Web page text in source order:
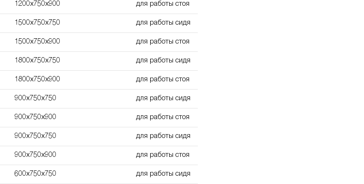
1200х750х900 для работы стоя
1500х750х750 для работы сидя
1500х750х900 для работы стоя
1800х750х750 для работы сидя
1800х750х900 для работы стоя
900x750x750 для работы сидя
900x750x900 для работы стоя
900x750x750 для работы сидя
900x750x900 для работы стоя
600х750х750 для работы сидя